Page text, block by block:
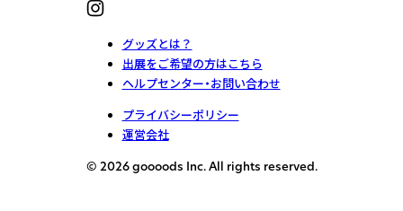
グッズとは？
出展をご希望の方はこちら
ヘルプセンター・お問い合わせ
プライバシーポリシー
運営会社
© 2026 goooods Inc. All rights reserved.